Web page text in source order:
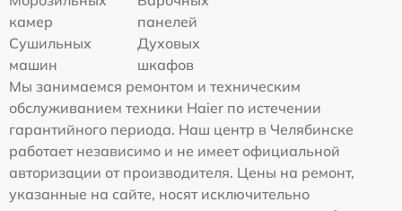
камер
панелей
Сушильных
машин
Духовых
шкафов
Мы занимаемся ремонтом и техническим
обслуживанием техники Haier по истечении
гарантийного периода. Наш центр в Челябинске
работает независимо и не имеет официальной
авторизации от производителя. Цены на ремонт,
указанные на сайте, носят исключительно